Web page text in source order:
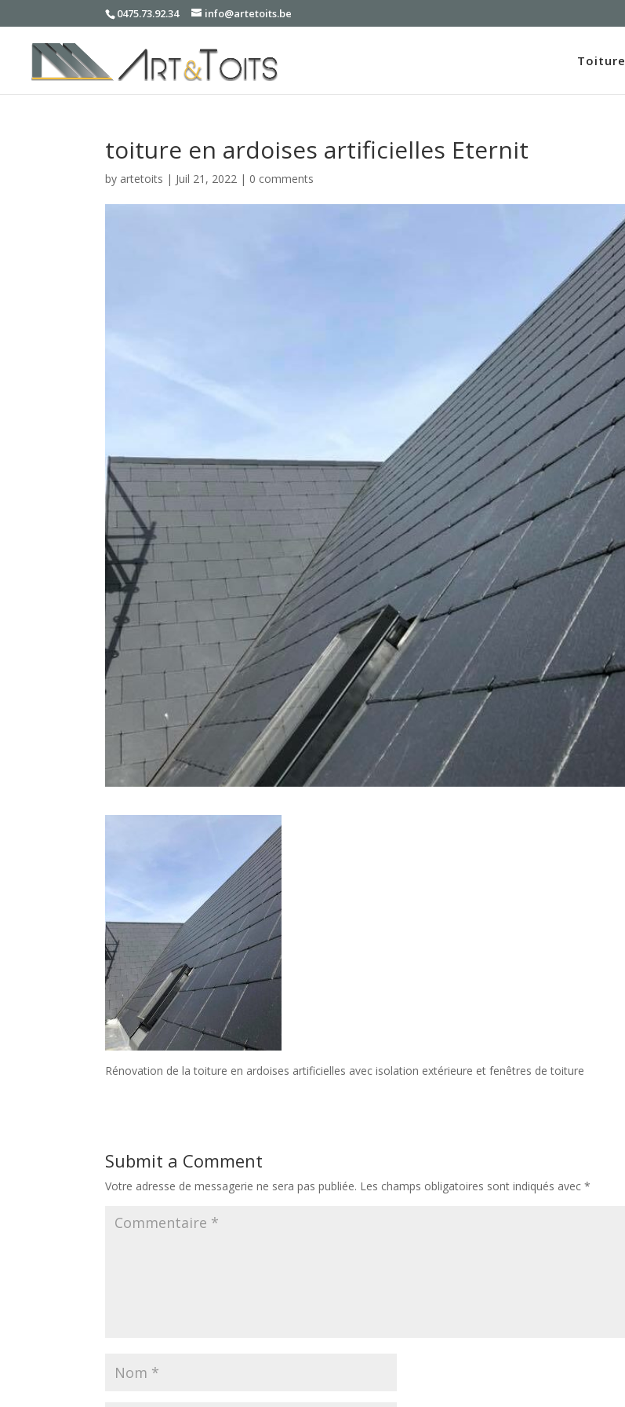
0475.73.92.34 info@artetoits.be
Toiture
toiture en ardoises artificielles Eternit
by artetoits | Juil 21, 2022 | 0 comments
Rénovation de la toiture en ardoises artificielles avec isolation extérieure et fenêtres de toiture
Submit a Comment
Votre adresse de messagerie ne sera pas publiée. Les champs obligatoires sont indiqués avec*